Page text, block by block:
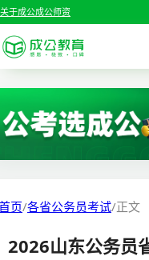
关于成公成公师资
考试公告
职位表
准考证打印
页/各省公务员考试/正文
2026山东公务员